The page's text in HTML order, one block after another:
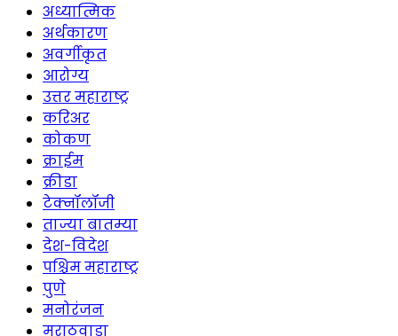
अध्यात्मिक
अर्थकारण
अवर्गीकृत
आरोग्य
उत्तर महाराष्ट्र
करिअर
कोकण
क्राईम
क्रीडा
टेक्नॉलॉजी
ताज्या बातम्या
देश-विदेश
पश्चिम महाराष्ट्र
पुणे
मनोरंजन
मराठवाडा